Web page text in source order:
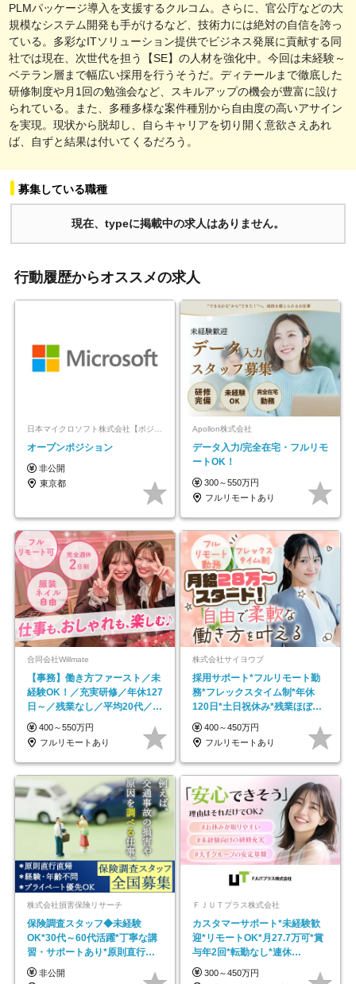
PLMパッケージ導入を支援するクルコム。さらに、官公庁などの大
規模なシステム開発も手がけるなど、技術力には絶対の自信を誇っ
ている。多彩なITソリューション提供でビジネス発展に貢献する同
社では現在、次世代を担う【SE】の人材を強化中。今回は未経験～
ベテラン層まで幅広い採用を行うそうだ。ディテールまで徹底した
研修制度や月1回の勉強会など、スキルアップの機会が豊富に設け
られている。また、多種多様な案件種別から自由度の高いアサイン
を実現。現状から脱却し、自らキャリアを切り開く意欲さえあれ
ば、自ずと結果は付いてくるだろう。
募集している職種
現在、typeに掲載中の求人はありません。
行動履歴からオススメの求人
オープンポジション
非公開
東京都
Apollon株式会社
データ入力/完全在宅・フルリモ
ートOK！
300～550万円
フルリモートあり
合同会社Willmate
【事務】働き方ファースト／未
経験OK！／充実研修／年休127
日～／残業なし／平均20代／リ
モートOK
400～550万円
フルリモートあり
株式会社サイヨウブ
採用サポート*フルリモート勤
務*フレックスタイム制*年休
120日*土日祝休み*残業ほぼな
し*育児中社員8割以上
400～450万円
フルリモートあり
株式会社損害保険リサーチ
保険調査スタッフ◆未経験
OK*30代～60代活躍*丁寧な講
習・サポートあり*原則直行直
帰／全国募集・業務委託
非公開
ＦＪＵＴプラス株式会社
カスタマーサポート*未経験歓
迎*リモートOK*月27.7万可*賞
与年2回*転勤なし*連休
OK/ZE010232
300～450万円